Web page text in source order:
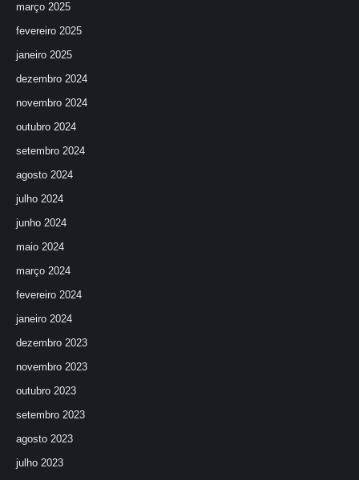
março 2025
fevereiro 2025
janeiro 2025
dezembro 2024
novembro 2024
outubro 2024
setembro 2024
agosto 2024
julho 2024
junho 2024
maio 2024
março 2024
fevereiro 2024
janeiro 2024
dezembro 2023
novembro 2023
outubro 2023
setembro 2023
agosto 2023
julho 2023